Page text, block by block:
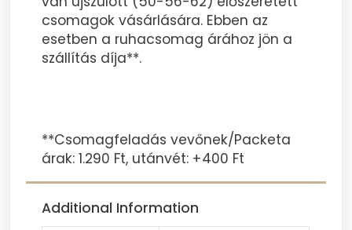
csomagok vásárlására. Ebben az
esetben a ruhacsomag árához jön a
szállítás díja**.
**Csomagfeladás vevőnek/Packeta
árak: 1.290 Ft, utánvét: +400 Ft
Additional Information